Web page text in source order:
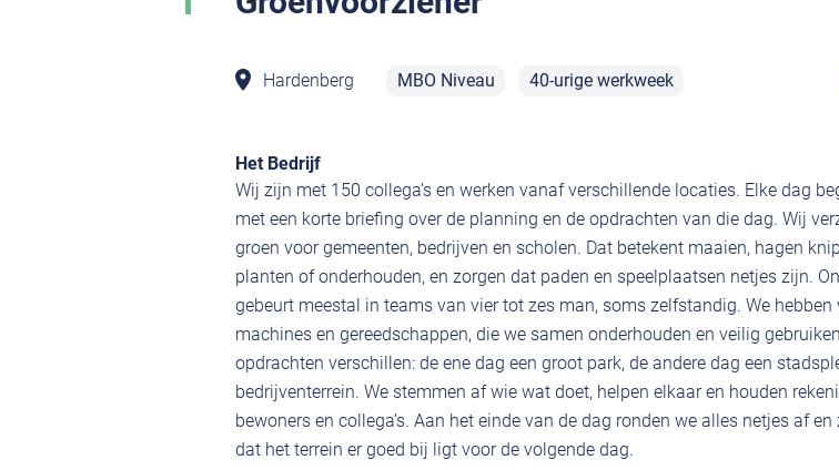
Hardenberg MBO Niveau 40-urige werkweek
Het Bedrijf
Wij zijn met 150 collega’s en werken vanaf verschillende locaties. Elke dag
met een korte briefing over de planning en de opdrachten van die dag. Wij
groen voor gemeenten, bedrijven en scholen. Dat betekent maaien, hagen
planten of onderhouden, en zorgen dat paden en speelplaatsen netjes zijn.
gebeurt meestal in teams van vier tot zes man, soms zelfstandig. We hebben
machines en gereedschappen, die we samen onderhouden en veilig
opdrachten verschillen: de ene dag een groot park, de andere dag een
bedrijventerrein. We stemmen af wie wat doet, helpen elkaar en houden
bewoners en collega’s. Aan het einde van de dag ronden we alles netjes af en
dat het terrein er goed bij ligt voor de volgende dag.